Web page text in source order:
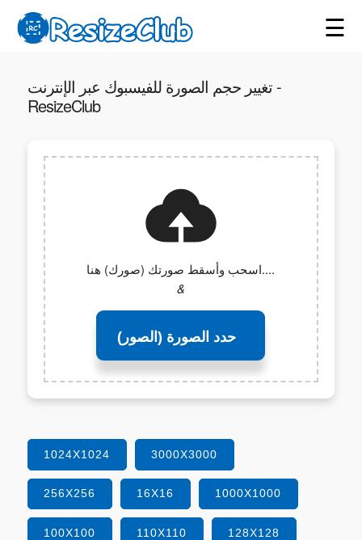
☰
تغيير حجم الصورة للفيسبوك عبر الإنترنت -
ResizeClub
اسحب وأسقط صورتك (صورك) هنا....
&
حدد الصورة (الصور)
1024X1024 3000X3000
256X256 16X16 1000X1000
100X100 110X110 128X128